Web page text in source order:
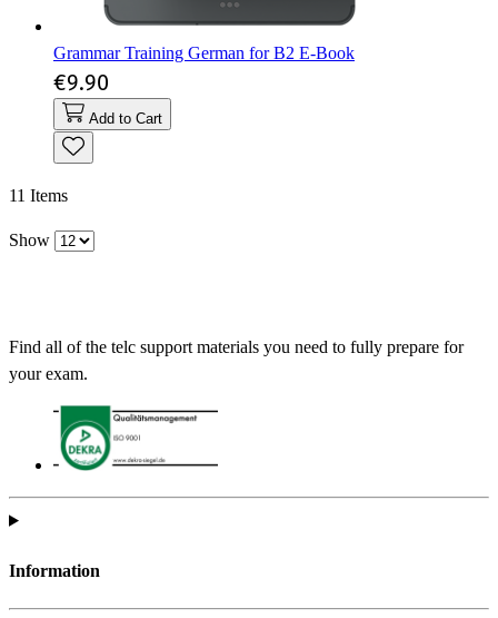
Grammar Training German for B2 E-Book
€9.90
Add to Cart
11 Items
Show
Find all of the telc support materials you need to fully prepare for
your exam.
Information